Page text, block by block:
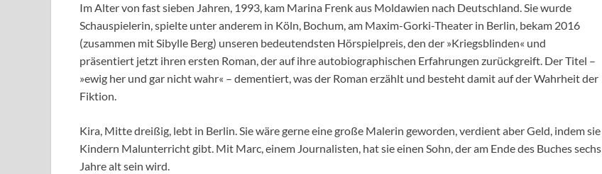
Im Alter von fast sieben Jahren, 1993, kam Marina Frenk aus Moldawien nach Deutschland. Sie wurde
Schauspielerin, spielte unter anderem in Köln, Bochum, am Maxim-Gorki-Theater in Berlin, bekam 2016
(zusammen mit Sibylle Berg) unseren bedeutendsten Hörspielpreis, den der »Kriegsblinden« und
präsentiert jetzt ihren ersten Roman, der auf ihre autobiographischen Erfahrungen zurückgreift. Der Titel –
»ewig her und gar nicht wahr« – dementiert, was der Roman erzählt und besteht damit auf der Wahrheit der
Fiktion.
Kira, Mitte dreißig, lebt in Berlin. Sie wäre gerne eine große Malerin geworden, verdient aber Geld, indem sie
Kindern Malunterricht gibt. Mit Marc, einem Journalisten, hat sie einen Sohn, der am Ende des Buches sechs
Jahre alt sein wird.